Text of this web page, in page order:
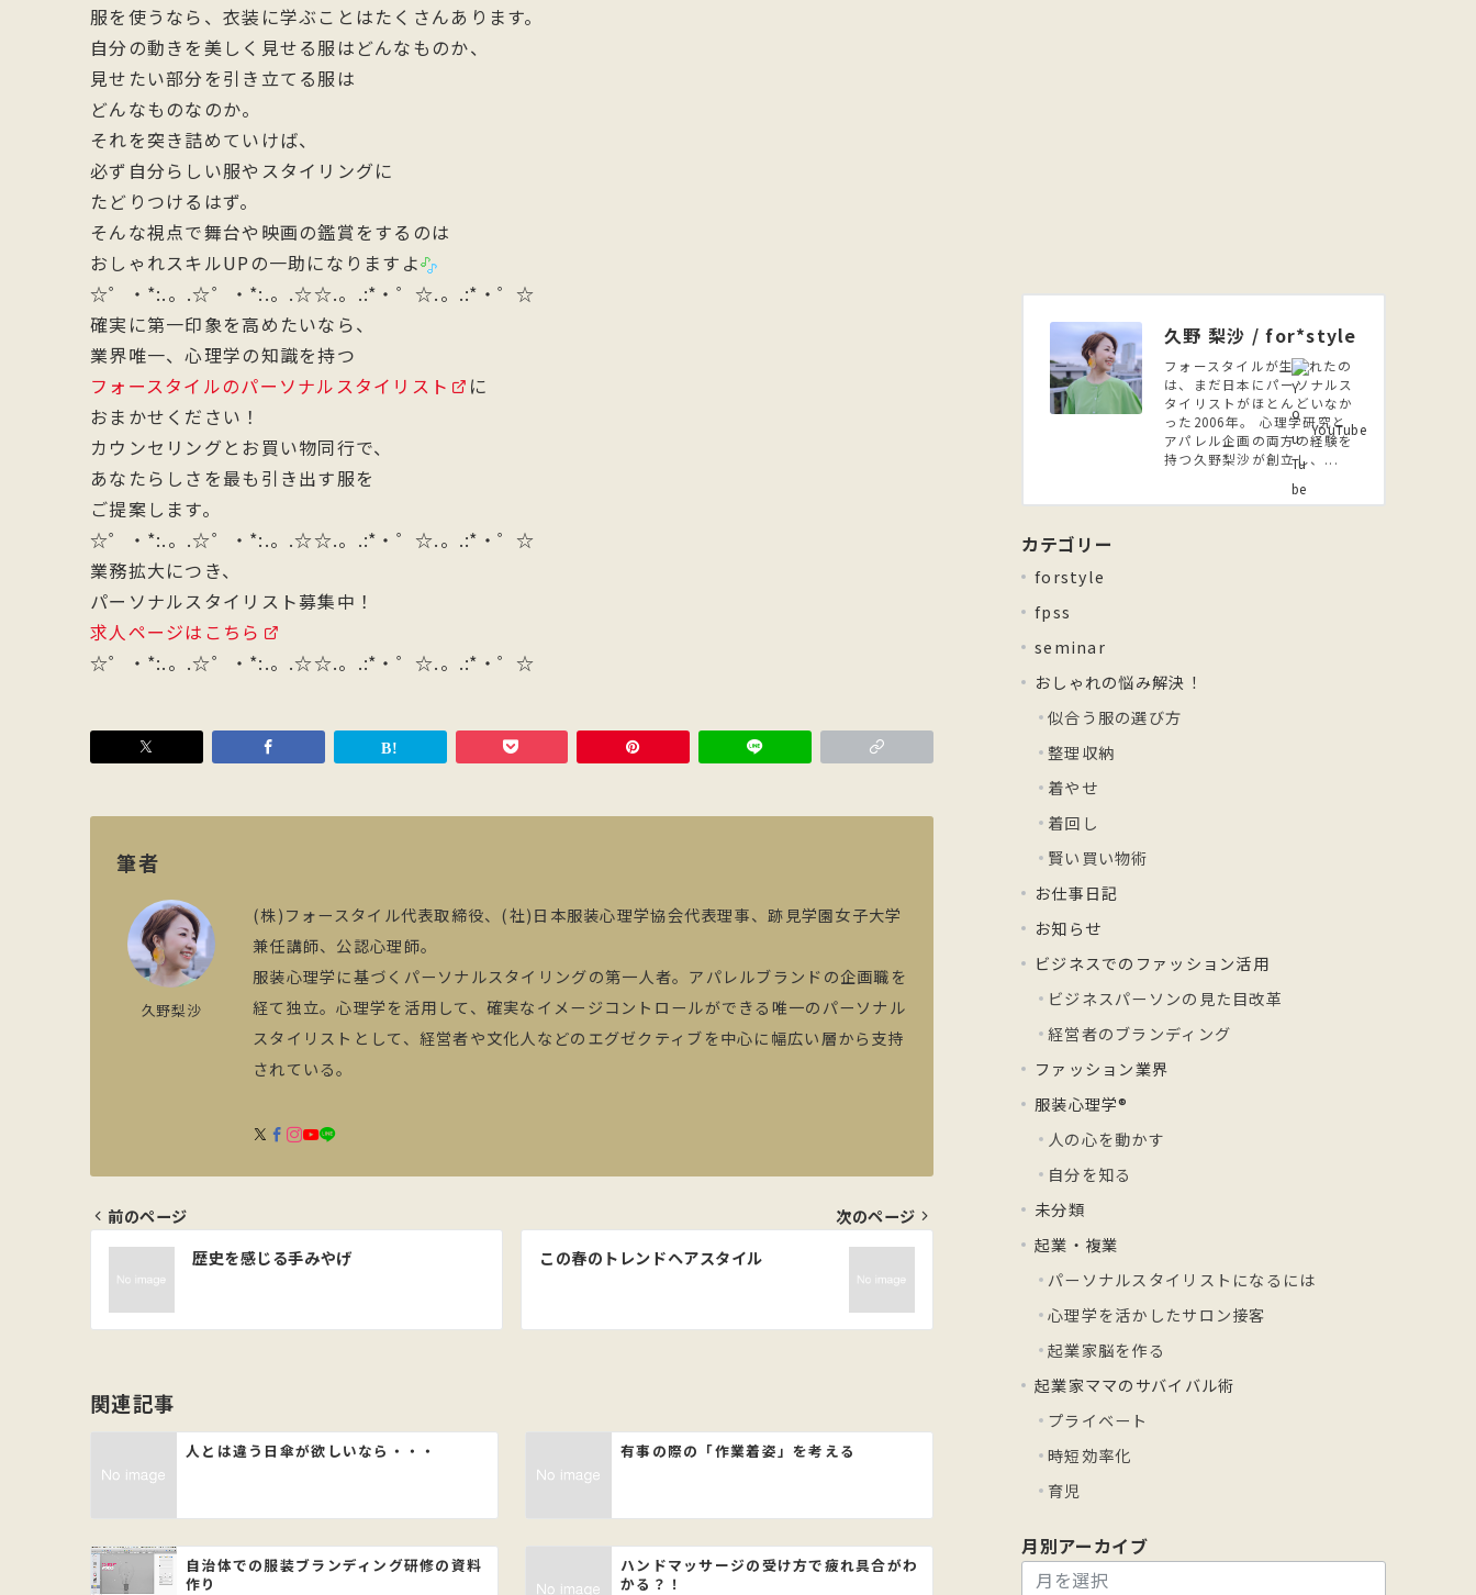
服を使うなら、衣装に学ぶことはたくさんあります。
自分の動きを美しく見せる服はどんなものか、
見せたい部分を引き立てる服は
どんなものなのか。
それを突き詰めていけば、
必ず自分らしい服やスタイリングに
たどりつけるはず。
そんな視点で舞台や映画の鑑賞をするのは
おしゃれスキルUPの一助になりますよ
☆゜・*:.。.☆゜・*:.。.☆☆.。.:*・゜☆.。.:*・゜☆
確実に第一印象を高めたいなら、
業界唯一、心理学の知識を持つ
フォースタイルのパーソナルスタイリスト
に
おまかせください！
カウンセリングとお買い物同行で、
あなたらしさを最も引き出す服を
ご提案します。
☆゜・*:.。.☆゜・*:.。.☆☆.。.:*・゜☆.。.:*・゜☆
業務拡大につき、
パーソナルスタイリスト募集中！
求人ページはこちら
☆゜・*:.。.☆゜・*:.。.☆☆.。.:*・゜☆.。.:*・゜☆
筆者
久野梨沙
(株)フォースタイル代表取締役、(社)日本服装心理学協会代表理事、跡見学園女子大学
兼任講師、公認心理師。
服装心理学に基づくパーソナルスタイリングの第一人者。アパレルブランドの企画職を
経て独立。心理学を活用して、確実なイメージコントロールができる唯一のパーソナル
スタイリストとして、経営者や文化人などのエグゼクティブを中心に幅広い層から支持
されている。
投
ビ
ー
ョ
前のページ
歴史を感じる手みやげ
次のページ
この春のトレンドヘアスタイル
関連記事
人とは違う日傘が欲しいなら・・・ 有事の際の「作業着姿」を考える
自治体での服装ブランディング研修の資料
作り
ハンドマッサージの受け方で疲れ具合がわ
かる？！
久野 梨沙 / for*style
フォースタイルが生まれたの
は、まだ日本にパーソナルス
タイリストがほとんどいなか
った2006年。 ⼼理学研究と
アパレル企画の両方の経験を
持つ久野梨沙が創立し、...
YouTube
カテゴリー
forstyle
fpss
seminar
おしゃれの悩み解決！
似合う服の選び方
整理収納
着やせ
着回し
賢い買い物術
お仕事日記
お知らせ
ビジネスでのファッション活用
ビジネスパーソンの見た目改革
経営者のブランディング
ファッション業界
服装心理学®
人の心を動かす
自分を知る
未分類
起業・複業
パーソナルスタイリストになるには
心理学を活かしたサロン接客
起業家脳を作る
起業家ママのサバイバル術
プライベート
時短効率化
育児
月別アーカイブ